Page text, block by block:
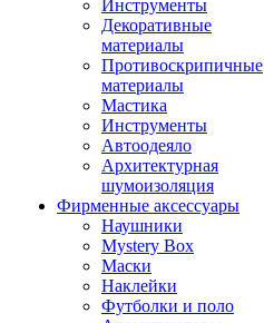
Инструменты
Декоративные
материалы
Противоскрипичные
материалы
Мастика
Инструменты
Автоодеяло
Архитектурная
шумоизоляция
Фирменные аксессуары
Наушники
Mystery Box
Маски
Наклейки
Футболки и поло